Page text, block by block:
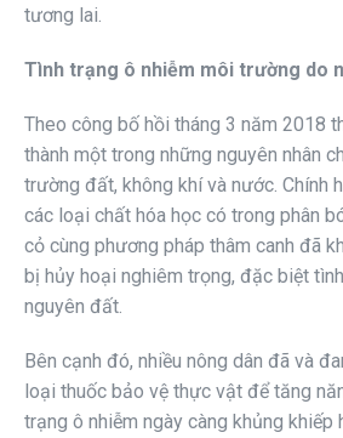
tương lai.
Tình trạng ô nhiễm môi trường do
Theo công bố hồi tháng 3 năm 2018
thành một trong những nguyên nhân
trường đất, không khí và nước. Chính
các loại chất hóa học có trong phân
cỏ cùng phương pháp thâm canh đã
bị hủy hoại nghiêm trọng, đặc biệt
nguyên đất.
Bên cạnh đó, nhiều nông dân đã và
loại thuốc bảo vệ thực vật để tăng
trạng ô nhiễm ngày càng khủng khiếp